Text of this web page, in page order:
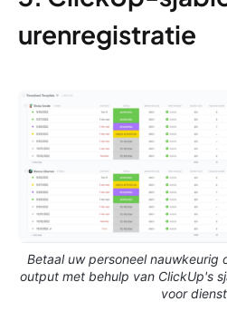
urenregistratie
Betaal uw personeel nauwkeurig
output met behulp van ClickUp's
voor